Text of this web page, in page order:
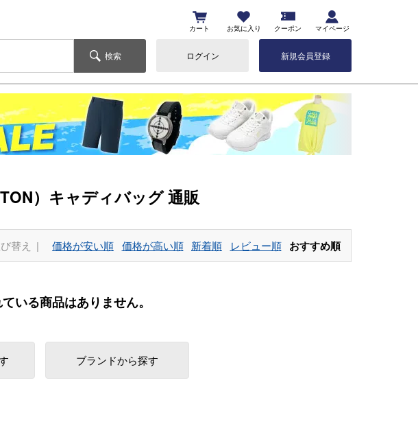
カート お気に入り クーポン マイページ
検索 ログイン 新規会員登録
）キャディバッグ 通販
替え 価格が安い順 価格が高い順 新着順 レビュー順 おすすめ順
いる商品はありません。
ブランドから探す